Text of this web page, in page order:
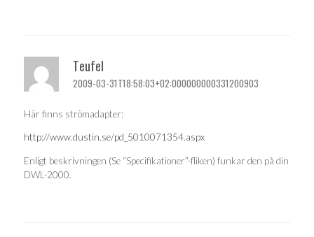
Teufel
2009-03-31T18:58:03+02:000000000331200903
Här finns strömadapter:
http://www.dustin.se/pd_5010071354.aspx
Enligt beskrivningen (Se “Specifikationer”-fliken) funkar den på din
DWL-2000.